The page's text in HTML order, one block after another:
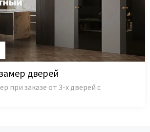
дверей
при заказе от 3-х дверей с